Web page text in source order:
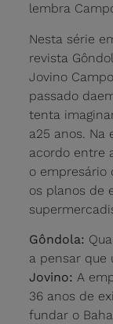
lembra
Nesta série
revista
Jovino
passado
tenta
a25 anos. Na
acordo entre
o empresário
os planos de
Gôndola:
a pensar que
Jovino: A
36 anos de
fundar o